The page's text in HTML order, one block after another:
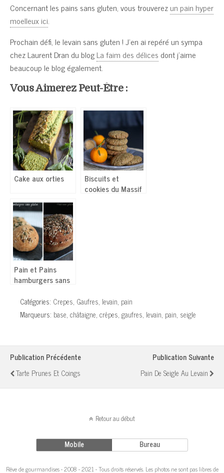
Concernant les pains sans gluten, vous trouverezun pain hyper
moelleux ici.
Prochain défi, le levain sans gluten ! J’en ai repéré un sympa
chez Laurent Dran du blogLa faim des délices dont j’aime
beaucoup le blog également.
Vous Aimerez Peut-Être :
Cake aux orties
Biscuits et
cookies du Massif
Pain et Pains
hamburgers sans
moelleux !
Catégories: Crepes, Gaufres, levain, pain
Marqueurs: base, châtaigne, crêpes, gaufres, levain, pain, seigle
Publication Précédente
Tarte Prunes Et Coings
Publication Suivante
Pain De Seigle Au Levain
Retour au début
Mobile Bureau
Rêve de gourmandises - 2008 - 2021 - Tous droits réservés. Les photos ne sont pas libres de